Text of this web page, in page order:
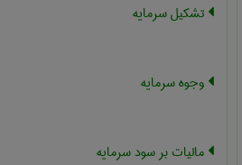
تشکیل سرمایه
وجوه سرمایه
مالیات بر سود سرمایه